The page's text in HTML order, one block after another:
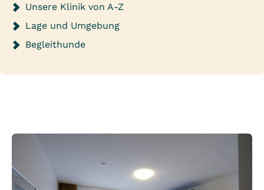
Unsere Klinik von A-Z
Lage und Umgebung
Begleithunde